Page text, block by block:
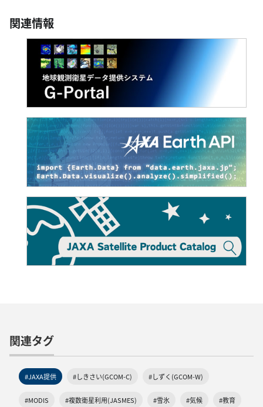
関連情報
関連タグ
#JAXA提供 #しきさい(GCOM-C) #しずく(GCOM-W)
#MODIS #複数衛星利用(JASMES) #雪氷 #気候 #教育